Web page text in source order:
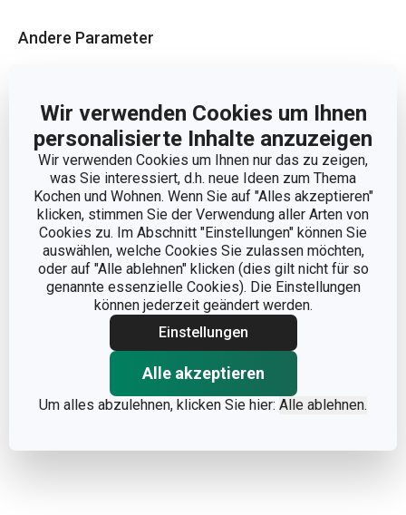
Wir verwenden Cookies um Ihnen
personalisierte Inhalte anzuzeigen
Wir verwenden Cookies um Ihnen nur das zu zeigen,
was Sie interessiert, d.h. neue Ideen zum Thema
Kochen und Wohnen. Wenn Sie auf "Alles akzeptieren"
klicken, stimmen Sie der Verwendung aller Arten von
Cookies zu. Im Abschnitt "Einstellungen" können Sie
auswählen, welche Cookies Sie zulassen möchten,
oder auf "Alle ablehnen" klicken (dies gilt nicht für so
genannte essenzielle Cookies). Die Einstellungen
können jederzeit geändert werden.
Einstellungen
Alle akzeptieren
Um alles abzulehnen, klicken Sie hier: Alle ablehnen.
Andere Parameter
Verpackung
BREITE (CM) 4.400
HÖHE (CM) 0.400
LÄNGE (CM) 4.400
GEWICHT EINSCHLIESSLICH VERPACKUNG (
UMKARTON FÜR GESCHÄFTSKUNDEN (STK.) 100